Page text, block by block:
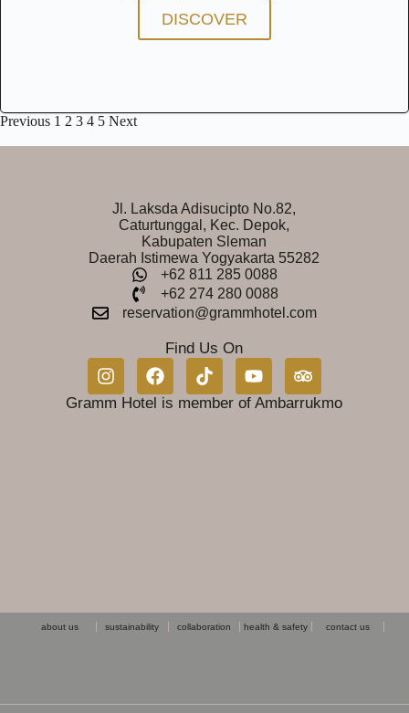
DISCOVER
Previous 1 2 3 4 5 Next
Jl. Laksda Adisucipto No.82,
Caturtunggal, Kec. Depok,
Kabupaten Sleman
Daerah Istimewa Yogyakarta 55282
+62 811 285 0088
+62 274 280 0088
reservation@grammhotel.com
Find Us On
Gramm Hotel is member of Ambarrukmo
about us sustainability collaboration health & safety contact us